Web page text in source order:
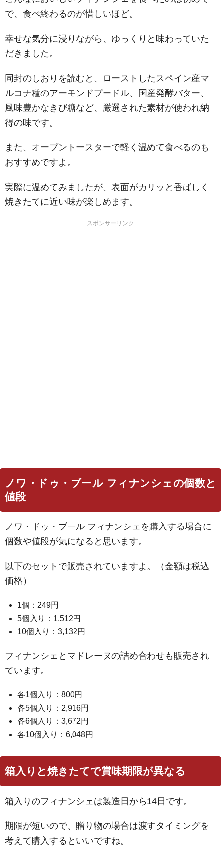
で、食べ終わるのが惜しいほど。
幸せな気分に浸りながら、ゆっくりと味わっていた
だきました。
同封のしおりを読むと、ローストしたスペイン産マ
ルコナ種のアーモンドプードル、国産発酵バター、
風味豊かなきび糖など、厳選された素材が使われ納
得の味です。
また、オーブントースターで軽く温めて食べるのも
おすすめですよ。
実際に温めてみましたが、表面がカリッと香ばしく
焼きたてに近い味が楽しめます。
スポンサーリンク
ノワ・ドゥ・ブール フィナンシェの個数と
値段
ノワ・ドゥ・ブール フィナンシェを購入する場合に
個数や値段が気になると思います。
以下のセットで販売されていますよ。（金額は税込
価格）
1個：249円
5個入り：1,512円
10個入り：3,132円
フィナンシェとマドレーヌの詰め合わせも販売され
ています。
各1個入り：800円
各5個入り：2,916円
各6個入り：3,672円
各10個入り：6,048円
箱入りと焼きたてで賞味期限が異なる
箱入りのフィナンシェは製造日から14日です。
期限が短いので、贈り物の場合は渡すタイミングを
考えて購入するといいですね。